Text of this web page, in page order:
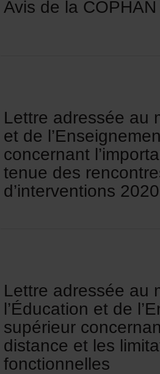
Avis de la COPHAN
Lettre adressée au
et de
concernant
tenue des
d’interventions
Lettre adressée au
l’Éducation et de
supérieur
distance et les
fonctionnelles